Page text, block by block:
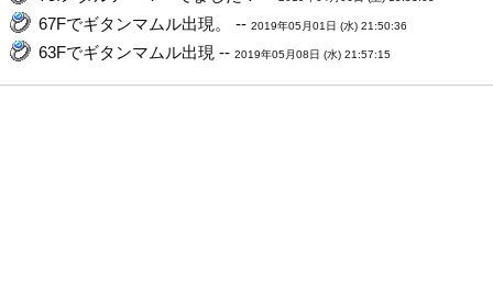
67Fでギタンマムル出現。 --2019年05月01日 (水) 21:50:36
63Fでギタンマムル出現 --2019年05月08日 (水) 21:57:15